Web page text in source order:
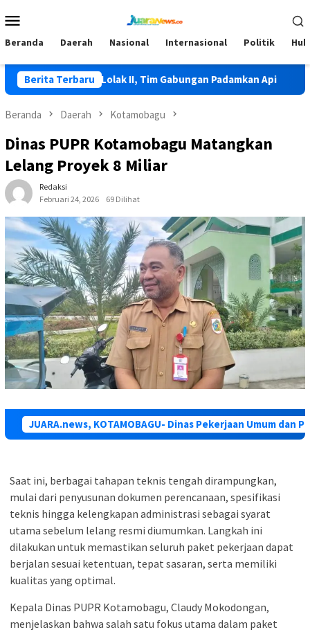
ke
Mobile
Beranda Daerah Nasional Internasional Politik
Berita Terbaru
Terjadi di Lolak II, Tim Gabungan Padamkan Api HKG
Beranda Daerah Kotamobagu
Dinas PUPR Kotamobagu Matangkan
Lelang Proyek 8 Miliar
Redaksi
Februari 24, 2026
69 Dilihat
JUARA.news, KOTAMOBAGU- Dinas Pekerjaan Umum dan
Saat ini, berbagai tahapan teknis tengah dirampungkan,
mulai dari penyusunan dokumen perencanaan, spesifikasi
teknis hingga kelengkapan administrasi sebagai syarat
utama sebelum lelang resmi diumumkan. Langkah ini
dilakukan untuk memastikan seluruh paket pekerjaan dapat
berjalan sesuai ketentuan, tepat sasaran, serta memiliki
kualitas yang optimal.
Kepala Dinas PUPR Kotamobagu, Claudy Mokodongan,
menjelaskan bahwa salah satu fokus utama dalam paket